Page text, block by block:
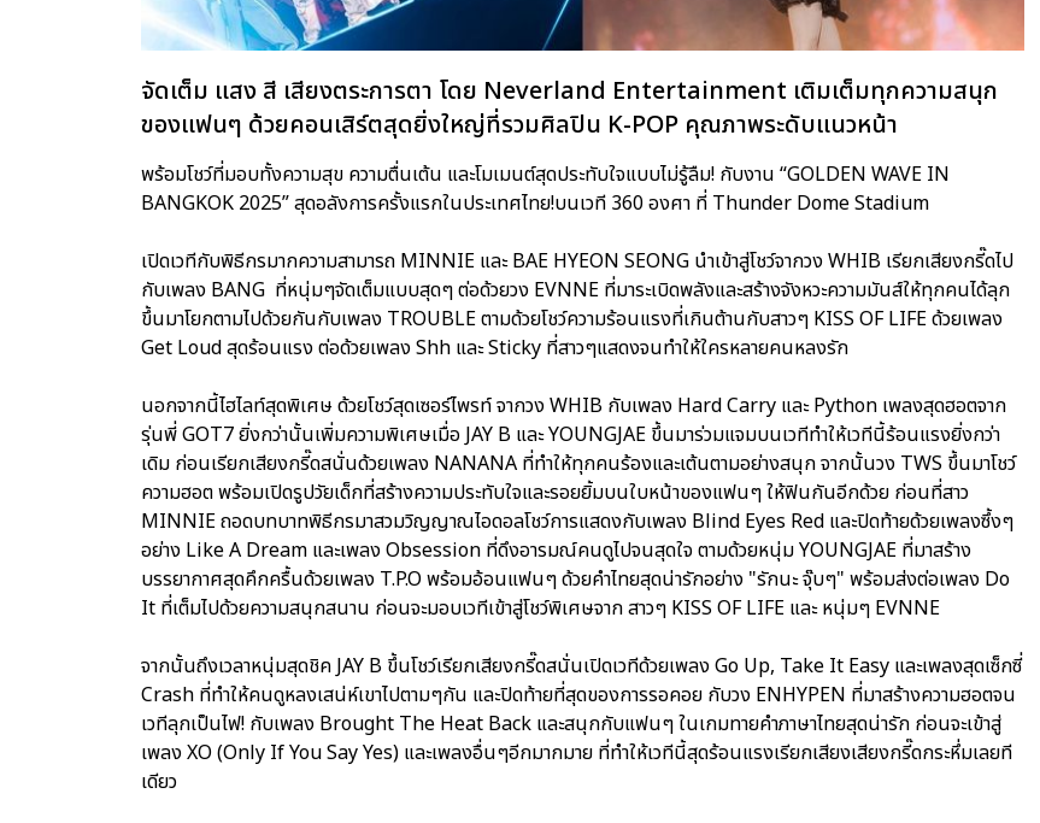
จัดเต็ม แสง สี เสียงตระการตา โดย Neverland Entertainment เติมเต็มทุกความสนุก
ของแฟนๆ ด้วยคอนเสิร์ตสุดยิ่งใหญ่ที่รวมศิลปิน K-POP คุณภาพระดับแนวหน้า
พร้อมโชว์ที่มอบทั้งความสุข ความตื่นเต้น และโมเมนต์สุดประทับใจแบบไม่รู้ลืม! กับงาน “GOLDEN WAVE IN
BANGKOK 2025” สุดอลังการครั้งแรกในประเทศไทย!บนเวที 360 องศา ที่ Thunder Dome Stadium
เปิดเวทีกับพิธีกรมากความสามารถ MINNIE และ BAE HYEON SEONG นำเข้าสู่โชว์จากวง WHIB เรียกเสียงกรี๊ดไป
กับเพลง BANG ที่หนุ่มๆจัดเต็มแบบสุดๆ ต่อด้วยวง EVNNE ที่มาระเบิดพลังและสร้างจังหวะความมันส์ให้ทุกคนได้ลุก
ขึ้นมาโยกตามไปด้วยกันกับเพลง TROUBLE ตามด้วยโชว์ความร้อนแรงที่เกินต้านกับสาวๆ KISS OF LIFE ด้วยเพลง
Get Loud สุดร้อนแรง ต่อด้วยเพลง Shh และ Sticky ที่สาวๆแสดงจนทำให้ใครหลายคนหลงรัก
นอกจากนี้ไฮไลท์สุดพิเศษ ด้วยโชว์สุดเซอร์ไพรท์ จากวง WHIB กับเพลง Hard Carry และ Python เพลงสุดฮอตจาก
รุ่นพี่ GOT7 ยิ่งกว่านั้นเพิ่มความพิเศษเมื่อ JAY B และ YOUNGJAE ขึ้นมาร่วมแจมบนเวทีทำให้เวทีนี้ร้อนแรงยิ่งกว่า
เดิม ก่อนเรียกเสียงกรี๊ดสนั่นด้วยเพลง NANANA ที่ทำให้ทุกคนร้องและเต้นตามอย่างสนุก จากนั้นวง TWS ขึ้นมาโชว์
ความฮอต พร้อมเปิดรูปวัยเด็กที่สร้างความประทับใจและรอยยิ้มบนใบหน้าของแฟนๆ ให้ฟินกันอีกด้วย ก่อนที่สาว
MINNIE ถอดบทบาทพิธีกรมาสวมวิญญาณไอดอลโชว์การแสดงกับเพลง Blind Eyes Red และปิดท้ายด้วยเพลงซึ้งๆ
อย่าง Like A Dream และเพลง Obsession ที่ดึงอารมณ์คนดูไปจนสุดใจ ตามด้วยหนุ่ม YOUNGJAE ที่มาสร้าง
บรรยากาศสุดคึกครื้นด้วยเพลง T.P.O พร้อมอ้อนแฟนๆ ด้วยคำไทยสุดน่ารักอย่าง "รักนะ จุ๊บๆ" พร้อมส่งต่อเพลง Do
It ที่เต็มไปด้วยความสนุกสนาน ก่อนจะมอบเวทีเข้าสู่โชว์พิเศษจาก สาวๆ KISS OF LIFE และ หนุ่มๆ EVNNE
จากนั้นถึงเวลาหนุ่มสุดชิค JAY B ขึ้นโชว์เรียกเสียงกรี๊ดสนั่นเปิดเวทีด้วยเพลง Go Up, Take It Easy และเพลงสุดเซ็กซี่
Crash ที่ทำให้คนดูหลงเสน่ห์เขาไปตามๆกัน และปิดท้ายที่สุดของการรอคอย กับวง ENHYPEN ที่มาสร้างความฮอตจน
เวทีลุกเป็นไฟ! กับเพลง Brought The Heat Back และสนุกกับแฟนๆ ในเกมทายคำภาษาไทยสุดน่ารัก ก่อนจะเข้าสู่
เพลง XO (Only If You Say Yes) และเพลงอื่นๆอีกมากมาย ที่ทำให้เวทีนี้สุดร้อนแรงเรียกเสียงเสียงกรี๊ดกระหึ่มเลยที
เดียว